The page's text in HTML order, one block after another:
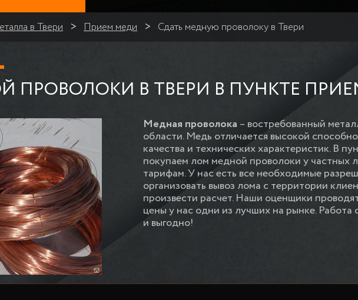
в Твери Прием меди Сдать медную проволоку в Твери
ПРОВОЛОКИ В ТВЕРИ В ПУНКТЕ
Медная проволока – востребованный
области. Медь отличается высокой
качества и технических характеристик. В
покупаем лом медной проволоки у частных
тарифам. У нас есть все необходимые
организовать вывоз лома с территории
произвести расчет. Наши оценщики
цены у нас одни из лучших на рынке.
и выгодно!